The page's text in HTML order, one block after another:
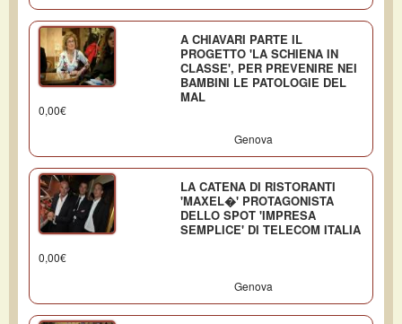
A CHIAVARI PARTE IL
PROGETTO 'LA SCHIENA IN
CLASSE', PER PREVENIRE NEI
BAMBINI LE PATOLOGIE DEL
MAL
0,00€
Genova
LA CATENA DI RISTORANTI
'MAXEL�' PROTAGONISTA
DELLO SPOT 'IMPRESA
SEMPLICE' DI TELECOM ITALIA
0,00€
Genova